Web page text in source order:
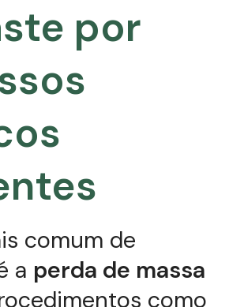
por
comum de
a perda de massa
como